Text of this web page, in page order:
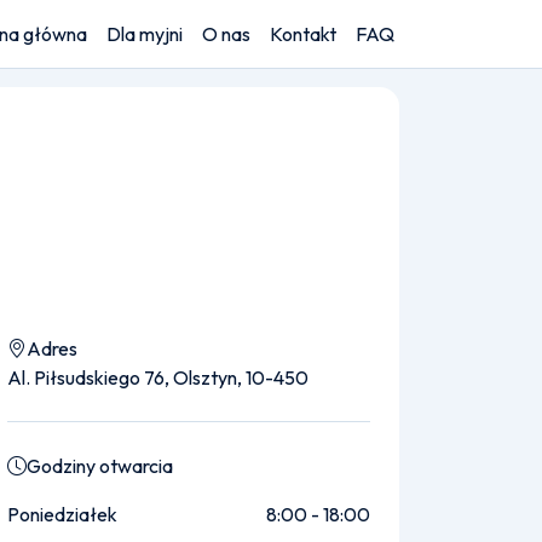
główna Dla myjni O nas Kontakt FAQ
Adres
Al. Piłsudskiego 76, Olsztyn, 10-450
Godziny otwarcia
Poniedziałek
8:00 - 18:00